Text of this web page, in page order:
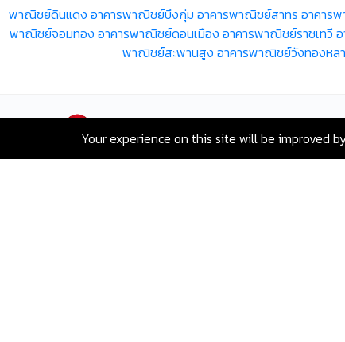
พาณิชย์ดินแดง อาคารพาณิชย์บึงกุ่ม อาคารพาณิชย์สาทร อาคาร
พาณิชย์จอมทอง อาคารพาณิชย์ดอนเมือง อาคารพาณิชย์ราชเทวี
พาณิชย์สะพานสูง อาคารพาณิชย์วังทองหล
Your experience on this site will be improved